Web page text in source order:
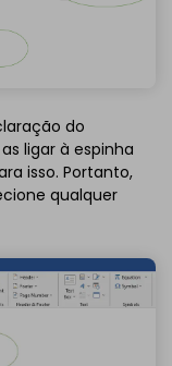
do
ligar à espinha
isso. Portanto,
qualquer